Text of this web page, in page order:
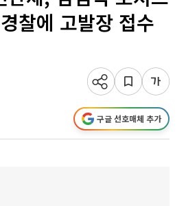
찰에 고발장 접수
구글 선호매체 추가